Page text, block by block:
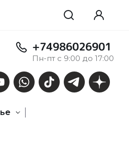
+74986026901
Пн-пт с 9:00 до 17:00